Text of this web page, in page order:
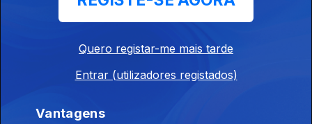
não se importa. Mas também sabe que o algoritmo do
Instagram só lhe sugere contas de senhoras desnudas. O que
diz isto sobre ele e sobre a relação?
05 mar. 2026
Quero registar-me mais tarde
Entrar (utilizadores registados)
Vantagens